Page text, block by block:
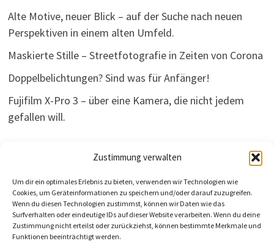
Zustimmung verwalten
Um dir ein optimales Erlebnis zu bieten, verwenden wir Technologien wie
Cookies, um Geräteinformationen zu speichern und/oder darauf zuzugreifen.
Wenn du diesen Technologien zustimmst, können wir Daten wie das
Surfverhalten oder eindeutige IDs auf dieser Website verarbeiten. Wenn du deine
Zustimmung nicht erteilst oder zurückziehst, können bestimmte Merkmale und
Funktionen beeinträchtigt werden.
Alte Motive, neuer Blick – auf der Suche nach neuen
Perspektiven in einem alten Umfeld.
Maskierte Stille – Streetfotografie in Zeiten von Corona
Doppelbelichtungen? Sind was für Anfänger!
Fujifilm X-Pro 3 – über eine Kamera, die nicht jedem
gefallen will.
Recent Comments
Es sind keine Kommentare vorhanden.